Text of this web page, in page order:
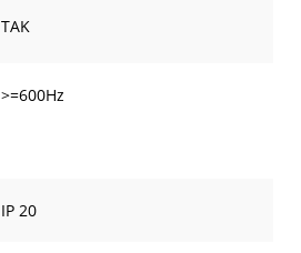
TAK
>=600Hz
IP 20